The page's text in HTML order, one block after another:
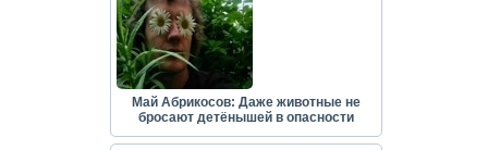
Май Абрикосов: Даже животные не
бросают детёнышей в опасности